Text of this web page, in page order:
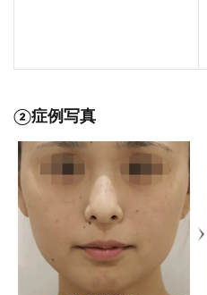
②症例写真